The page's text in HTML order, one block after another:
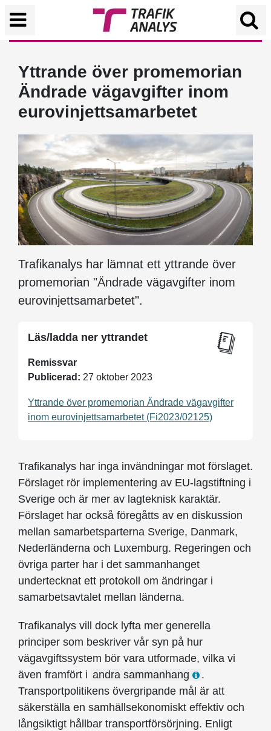
Yttrande över promemorian
Ändrade vägavgifter inom
eurovinjettsamarbetet
Trafikanalys har lämnat ett yttrande över
promemorian "Ändrade vägavgifter inom
eurovinjettsamarbetet".
Läs/ladda ner yttrandet
Remissvar
Publicerad: 27 oktober 2023
Yttrande över promemorian Ändrade vägavgifter
inom eurovinjettsamarbetet (Fi2023/02125)
Trafikanalys har inga invändningar mot förslaget.
Förslaget rör implementering av EU-lagstiftning i
Sverige och är mer av lagteknisk karaktär.
Förslaget har också föregåtts av en diskussion
mellan samarbetsparterna Sverige, Danmark,
Nederländerna och Luxemburg. Regeringen och
övriga parter har i det sammanhanget
undertecknat ett protokoll om ändringar i
samarbetsavtalet mellan länderna.
Trafikanalys vill dock lyfta mer generella
principer som beskriver vår syn på hur
vägavgiftssystem bör vara utformade, vilka vi
även framfört i andra sammanhang
.
Transportpolitikens övergripande mål är att
säkerställa en samhällsekonomiskt effektiv och
långsiktigt hållbar transport­försörjning. Enligt